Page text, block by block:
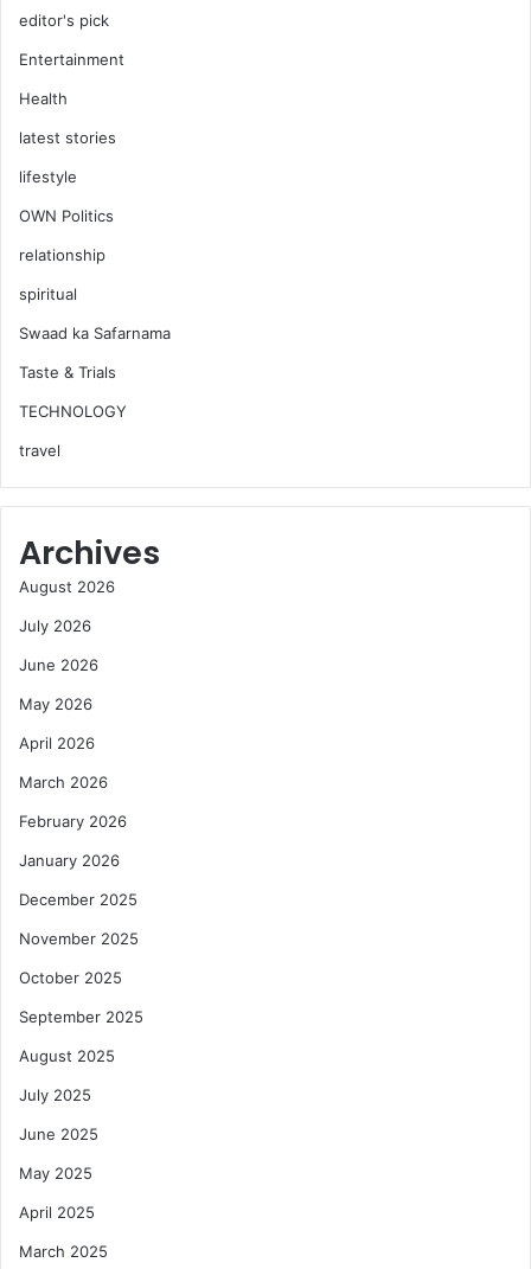
editor's pick
Entertainment
Health
latest stories
lifestyle
OWN Politics
relationship
spiritual
Swaad ka Safarnama
Taste & Trials
TECHNOLOGY
travel
Archives
August 2026
July 2026
June 2026
May 2026
April 2026
March 2026
February 2026
January 2026
December 2025
November 2025
October 2025
September 2025
August 2025
July 2025
June 2025
May 2025
April 2025
March 2025